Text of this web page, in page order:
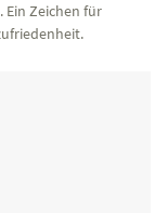
Ein Zeichen für